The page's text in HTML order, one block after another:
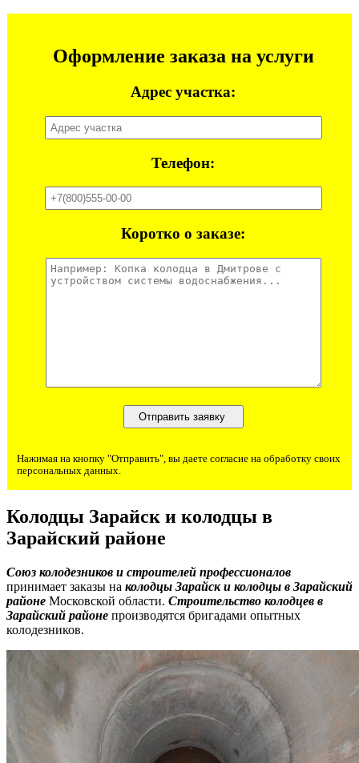
Оформление заказа на услуги
Адрес участка:
Телефон:
Коротко о заказе:
Нажимая на кнопку "Отправить", вы даете согласие на обработку своих
персональных данных.
Колодцы Зарайск и колодцы в
Зарайский районе
Союз колодезников и строителей профессионалов
принимает заказы на колодцы Зарайск и колодцы в Зарайский
районе Московской области. Строительство колодцев в
Зарайский районе производятся бригадами опытных
колодезников.